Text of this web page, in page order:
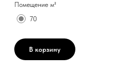
Помещение м²
70
В корзину